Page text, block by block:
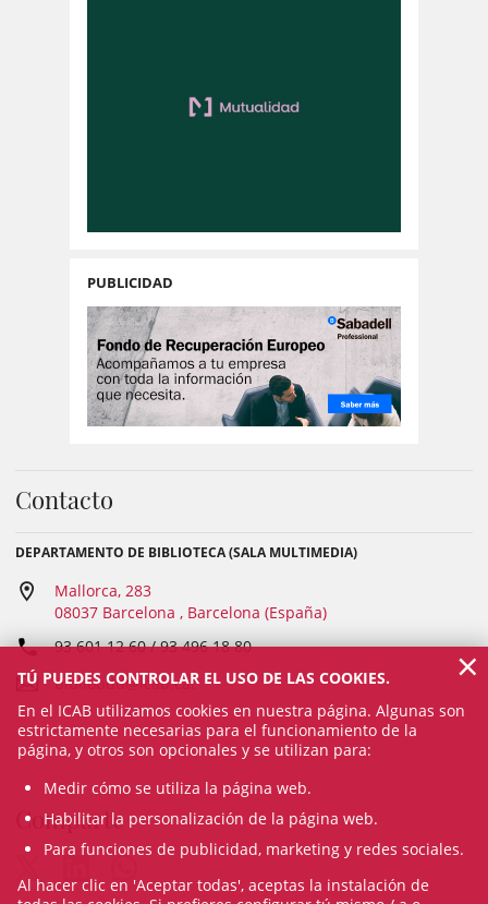
PUBLICIDAD
Contacto
DEPARTAMENTO DE BIBLIOTECA (SALA MULTIMEDIA)
Mallorca, 283
08037 Barcelona , Barcelona (España)
93 601 12 60 / 93 496 18 80
bibliobdd@icab.cat
Comparte
TÚ PUEDES CONTROLAR EL USO DE LAS COOKIES.
En el ICAB utilizamos cookies en nuestra página. Algunas son
estrictamente necesarias para el funcionamiento de la
página, y otros son opcionales y se utilizan para:
Medir cómo se utiliza la página web.
Habilitar la personalización de la página web.
Para funciones de publicidad, marketing y redes sociales.
Al hacer clic en 'Aceptar todas', aceptas la instalación de
×